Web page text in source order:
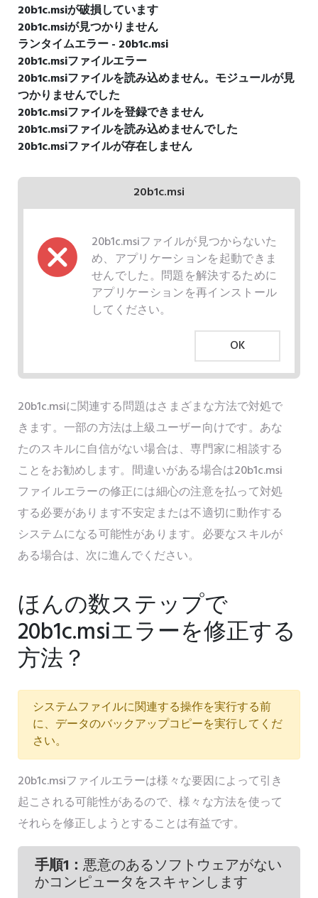
20b1c.msiが破損しています
20b1c.msiが見つかりません
ランタイムエラー - 20b1c.msi
20b1c.msiファイルエラー
20b1c.msiファイルを読み込めません。モジュールが見
つかりませんでした
20b1c.msiファイルを登録できません
20b1c.msiファイルを読み込めませんでした
20b1c.msiファイルが存在しません
20b1c.msi
20b1c.msiファイルが見つからないた
め、アプリケーションを起動できま
せんでした。問題を解決するために
アプリケーションを再インストール
してください。
OK
20b1c.msiに関連する問題はさまざまな方法で対処で
きます。一部の方法は上級ユーザー向けです。あな
たのスキルに自信がない場合は、専門家に相談する
ことをお勧めします。間違いがある場合は20b1c.msi
ファイルエラーの修正には細心の注意を払って対処
する必要があります不安定または不適切に動作する
システムになる可能性があります。必要なスキルが
ある場合は、次に進んでください。
ほんの数ステップで
20b1c.msiエラーを修正する
方法？
システムファイルに関連する操作を実行する前
に、データのバックアップコピーを実行してくだ
さい。
20b1c.msiファイルエラーは様々な要因によって引き
起こされる可能性があるので、様々な方法を使って
それらを修正しようとすることは有益です。
手順1： 悪意のあるソフトウェアがない
かコンピュータをスキャンします